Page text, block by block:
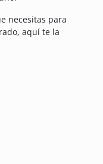
necesitas para
aquí te la